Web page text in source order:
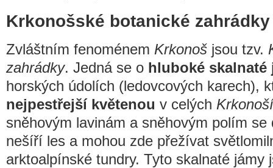
Krkonošské botanické zahrádky
Zvláštním fenoménem Krkonoš jsou tzv.
zahrádky. Jedná se o hluboké skalnaté
horských údolích (ledovcových karech),
nejpestřejší květenou v celých
sněhovým lavinám a sněhovým polím se
nešíří les a mohou zde přežívat
arktoalpínské tundry. Tyto skalnaté jámy